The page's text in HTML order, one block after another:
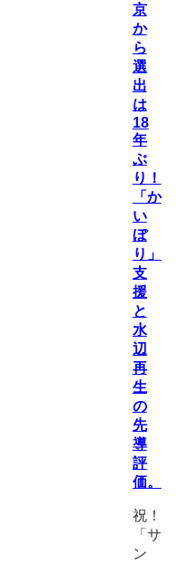
京
か
ら
選
出
は
18
年
ぶ
り！
「か
い
ぼ
り」
支
援
と
水
辺
再
生
の
先
導
評
価。
祝！
「サ
ン